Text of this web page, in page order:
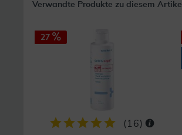
Verwandte Produkte zu diesem Artikel
27
( 16)